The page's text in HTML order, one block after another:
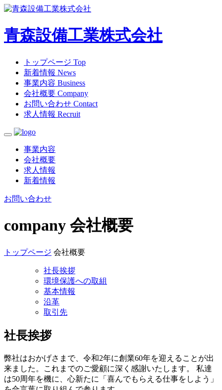
青森設備工業株式会社
トップページ Top
新着情報 News
事業内容 Business
会社概要 Company
お問い合わせ Contact
求人情報 Recruit
事業内容
会社概要
求人情報
新着情報
お問い合わせ
company 会社概要
トップページ 会社概要
社長挨拶
環境保護への取組
基本情報
沿革
取引先
社長挨拶
弊社はおかげさまで、令和2年に創業60年を迎えることが出
来ました。これまでのご愛顧に深く感謝いたします。 私達
は50周年を機に、心新たに「喜んでもらえる仕事をしよう」